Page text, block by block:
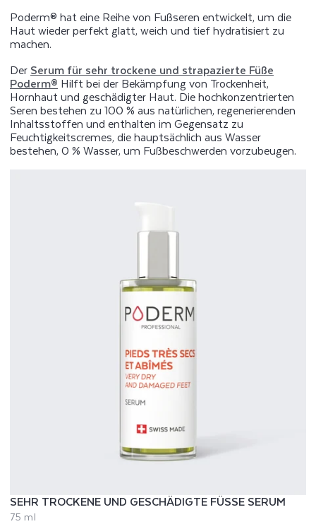
Poderm® hat eine Reihe von Fußseren entwickelt, um die
Haut wieder perfekt glatt, weich und tief hydratisiert zu
machen.
Der Serum für sehr trockene und strapazierte Füße
Poderm® Hilft bei der Bekämpfung von Trockenheit,
Hornhaut und geschädigter Haut. Die hochkonzentrierten
Seren bestehen zu 100 % aus natürlichen, regenerierenden
Inhaltsstoffen und enthalten im Gegensatz zu
Feuchtigkeitscremes, die hauptsächlich aus Wasser
bestehen, 0 % Wasser, um Fußbeschwerden vorzubeugen.
SEHR TROCKENE UND GESCHÄDIGTE FÜSSE SERUM
75 ml